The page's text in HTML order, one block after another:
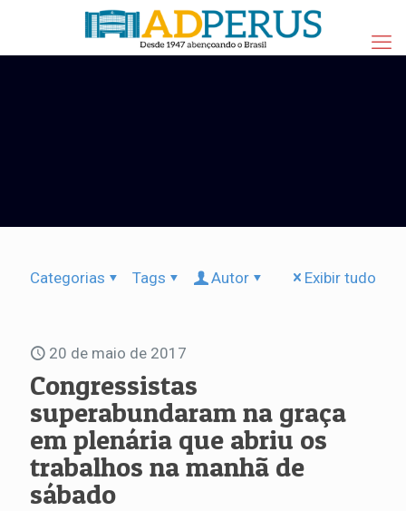
Categorias Tags Autor Exibir tudo
20 de maio de 2017
Congressistas
superabundaram na graça
em plenária que abriu os
trabalhos na manhã de
sábado